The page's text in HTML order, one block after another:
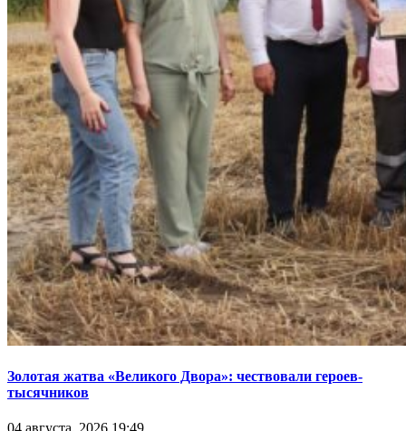
Золотая жатва «Великого Двора»: чествовали героев-
тысячников
04 августа, 2026 19:49